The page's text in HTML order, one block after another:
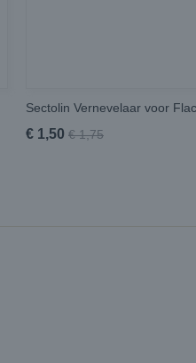
Sectolin Vernevelaar voor
€ 1,50 € 1,75